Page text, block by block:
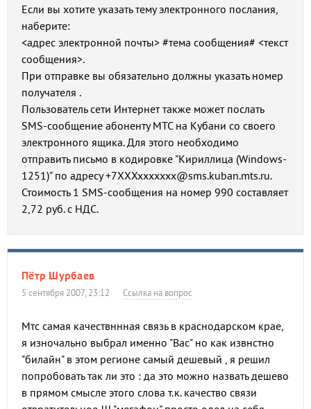
Если вы хотите указать тему электронного послания,
наберите:
<адрес электронной почты> #тема сообщения# <текст
сообщения>.
При отправке вы обязательно должны указать номер
получателя .
Пользователь сети Интернет также может послать
SMS-сообщение абоненту МТС на Кубани со своего
электронного ящика. Для этого необходимо
отправить письмо в кодировке "Кириллица (Windows-
1251)" по адресу +7ХХХххххххх@sms.kuban.mts.ru.
Стоимость 1 SMS-сообщения на номер 990 составляет
2,72 руб. с НДС.
Пётр Шурбаев
5 сентября 2007, 23:12 Ссылка на вопрос
Мтс самая качествннная связь в краснодарском крае,
я изночально выбрал именно "Вас" но как извнстно
"билайн" в этом регионе самый дешевый , я решил
попробовать так ли это : да это можно назвать дешево
в прямом смысле этого слова т.к. качество связи